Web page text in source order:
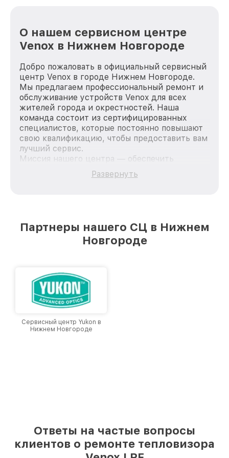
О нашем сервисном центре
Venox в Нижнем Новгороде
Добро пожаловать в официальный сервисный
центр Venox в городе Нижнем Новгороде.
Мы предлагаем профессиональный ремонт и
обслуживание устройств Venox для всех
жителей города и окрестностей. Наша
команда состоит из сертифицированных
специалистов, которые постоянно повышают
свою квалификацию, чтобы предоставить вам
лучший сервис.
Миссия нашего центра — обеспечить
качественный и доступный ремонт для
каждого пользователя продукции Venox, вне
лучшим сервисным центром Venox в городе
Нижнем Новгороде, постоянно повышая
Развернуть
Партнеры нашего СЦ в Нижнем
Новгороде
Сервисный центр Yukon в
Нижнем Новгороде
Ответы на частые вопросы
клиентов о ремонте тепловизора